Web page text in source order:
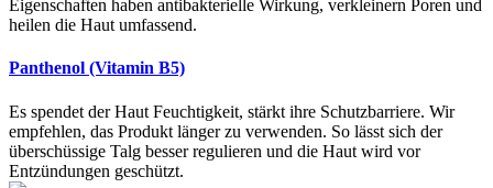
Eigenschaften haben antibakterielle Wirkung, verkleinern Poren und
heilen die Haut umfassend.
Panthenol (Vitamin B5)
Es spendet der Haut Feuchtigkeit, stärkt ihre Schutzbarriere. Wir
empfehlen, das Produkt länger zu verwenden. So lässt sich der
überschüssige Talg besser regulieren und die Haut wird vor
Entzündungen geschützt.